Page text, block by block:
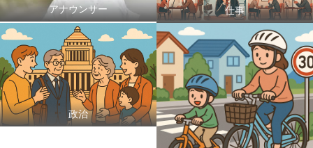
アナウンサー 仕事
政治